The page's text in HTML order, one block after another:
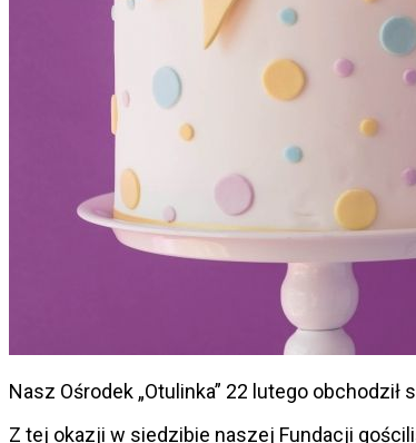
Nasz Ośrodek „Otulinka” 22 lutego obchodził
Z tej okazji w siedzibie naszej Fundacji